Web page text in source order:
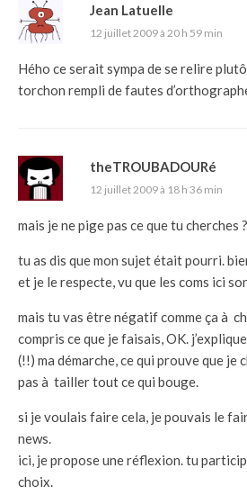
Jean Latuelle
12 juillet 2009 à 20 h 59 min
Hého ce serait sympa de se relire
torchon rempli de fautes
theTROUBADOURé
12 juillet 2009 à 18 h 36 min
mais je ne pige pas ce que tu cherches ?
tu as dis que mon sujet était pourri.
et je le respecte, vu que les coms ici
mais tu vas être négatif comme ça à
compris ce que je faisais, OK.
(!!) ma démarche, ce qui prouve que je
pas à tailler tout ce qui bouge.
si je voulais faire cela, je pouvais le
news.
ici, je propose une réflexion. tu
choix.